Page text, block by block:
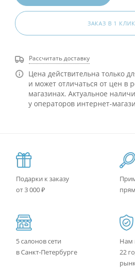
ЗАКАЗ В 1 КЛИК
Рассчитать доставку
Цена действительна только
и может отличаться от цен в
магазинах. Актуальное
у операторов интернет-
Подарки к заказу
от 3 000 ₽
5 салонов сети
в Санкт-Петербурге
Нам
22